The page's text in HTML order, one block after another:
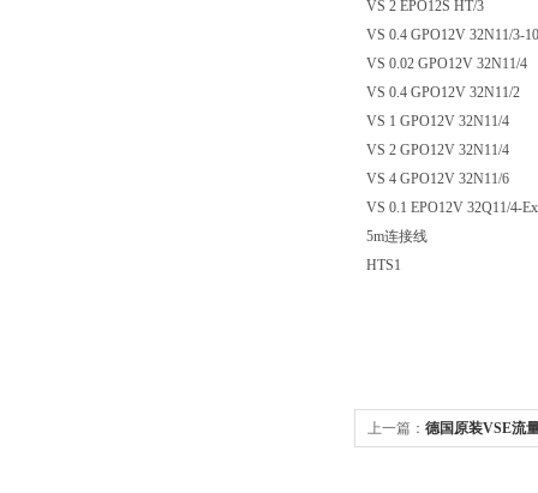
VS 2 EPO12S HT/3
VS 0.4 GPO12V 32N11/3-
VS 0.02 GPO12V 32N11/4
VS 0.4 GPO12V 32N11/2
VS 1 GPO12V 32N11/4
VS 2 GPO12V 32N11/4
VS 4 GPO12V 32N11/6
VS 0.1 EPO12V 32Q11/4-Ex
5m连接线
HTS1
上一篇： 德国原装VSE流